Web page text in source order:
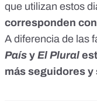
que utilizan estos
corresponden
A diferencia de las
País y El Plural
más seguidores y